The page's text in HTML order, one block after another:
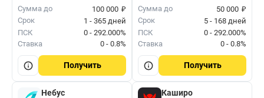
Сумма до 100 000 ₽
Срок
1 - 365 дней
ПСК
0 - 292.000%
Ставка
0 - 0.8%
Получить
Сумма до 50 000 ₽
Срок
5 - 168 дней
ПСК
0 - 292.000%
Ставка
0 - 0.8%
Получить
Небус Каширо